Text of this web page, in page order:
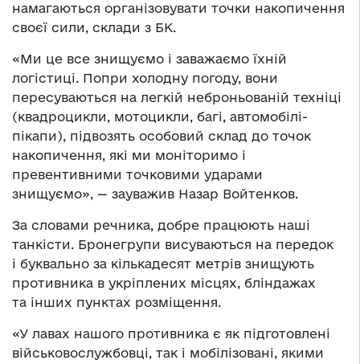
намагаються організовувати точки накопичення
своєї сили, склади з БК.
«Ми це все знищуємо і заважаємо їхній
логістиці. Попри холодну погоду, вони
пересуваються на легкій неброньованій техніці
(квадроцикли, мотоцикли, багі, автомобілі-
пікапи), підвозять особовий склад до точок
накопичення, які ми моніторимо і
превентивними точковими ударами
знищуємо», — зауважив Назар Войтенков.
За словами речника, добре працюють наші
танкісти. Бронегрупи висуваються на передок
і буквально за кількадесят метрів знищують
противника в укріплених місцях, бліндажах
та інших пунктах розміщення.
«У лавах нашого противника є як підготовлені
військовослужбовці, так і мобілізовані, якими